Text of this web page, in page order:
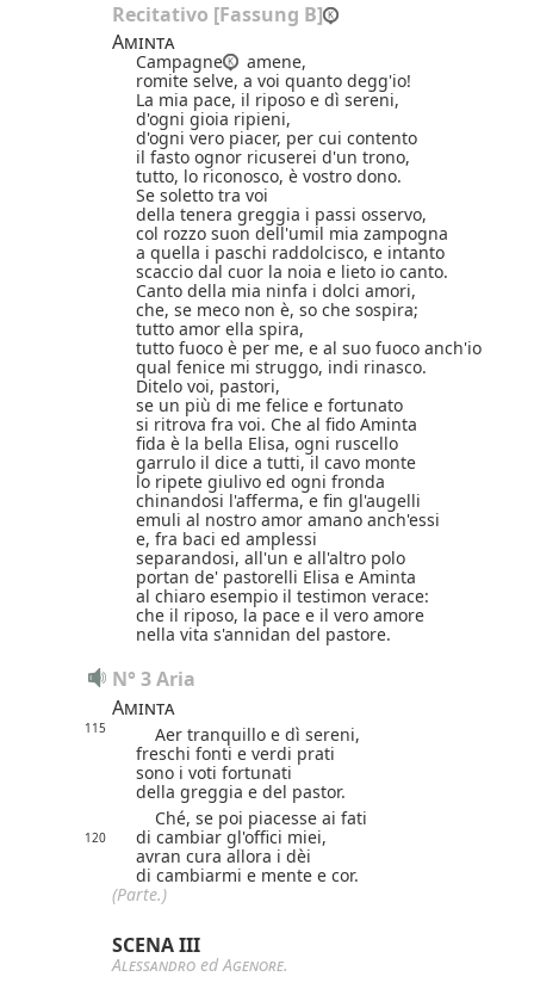
Recitativo [Fassung B]
Aminta
Campagne
amene,
romite selve, a voi quanto degg'io!
La mia pace, il riposo e dì sereni,
d'ogni gioia ripieni,
d'ogni vero piacer, per cui contento
il fasto ognor ricuserei d'un trono,
tutto, lo riconosco, è vostro dono.
Se soletto tra voi
della tenera greggia i passi osservo,
col rozzo suon dell'umil mia zampogna
a quella i paschi raddolcisco, e intanto
scaccio dal cuor la noia e lieto io canto.
Canto della mia ninfa i dolci amori,
che, se meco non è, so che sospira;
tutto amor ella spira,
tutto fuoco è per me, e al suo fuoco anch'io
qual fenice mi struggo, indi rinasco.
Ditelo voi, pastori,
se un più di me felice e fortunato
si ritrova fra voi. Che al fido Aminta
fida è la bella Elisa, ogni ruscello
garrulo il dice a tutti, il cavo monte
lo ripete giulivo ed ogni fronda
chinandosi l'afferma, e fin gl'augelli
emuli al nostro amor amano anch'essi
e, fra baci ed amplessi
separandosi, all'un e all'altro polo
portan de' pastorelli Elisa e Aminta
al chiaro esempio il testimon verace:
che il riposo, la pace e il vero amore
nella vita s'annidan del pastore.
N° 3 Aria
Aminta
115
Aer tranquillo e dì sereni,
freschi fonti e verdi prati
sono i voti fortunati
della greggia e del pastor.
Ché, se poi piacesse ai fati
120
di cambiar gl'offici miei,
avran cura allora i dèi
di cambiarmi e mente e cor.
(Parte.)
SCENA III
Alessandro edAgenore.